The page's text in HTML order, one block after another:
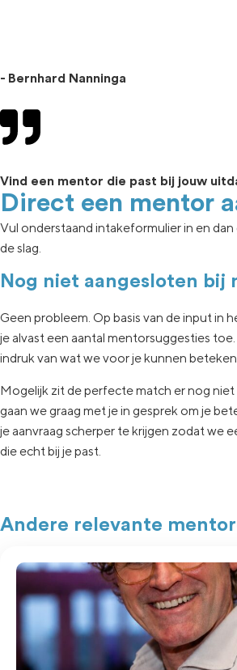
- Bernhard Nanninga
Vind een mentor die past bij jouw
Direct een mentor
Vul onderstaand intakeformulier in en dan
de slag.
Nog niet aangesloten bij
Geen probleem. Op basis van de input in
je alvast een aantal mentorsuggesties toe.
indruk van watwe voor je kunnen
Mogelijk zit deperfecte match er nog niet
gaan we graag met je in gesprek om je
je aanvraag scherper te krijgen zodat we
die echt bij je past.
Andere relevante